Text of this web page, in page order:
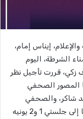
إيناس إمام،
الشرطة، اليوم
أشرف زكي، قررت تأجيل نظر
المصور الصحفي
شاكر، والصحفي
بـ”أسوشيتد بريس” مصطفى الخطيب، إداريًا إلى جلستي 1 و2 يونيه